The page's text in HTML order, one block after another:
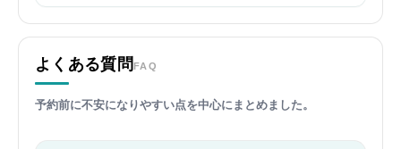
よくある質問 FAQ
予約前に不安になりやすい点を中心にまとめました。